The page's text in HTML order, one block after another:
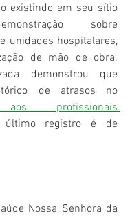
existindo em seu sítio
sobre
unidades hospitalares,
de mão de obra.
demonstrou que
aos profissionais
registro é de
Nossa Senhora da